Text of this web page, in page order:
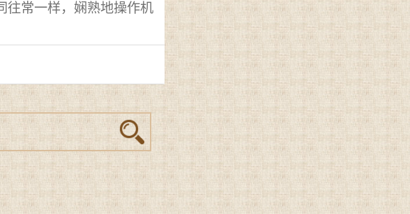
往常一样，娴熟地操作机